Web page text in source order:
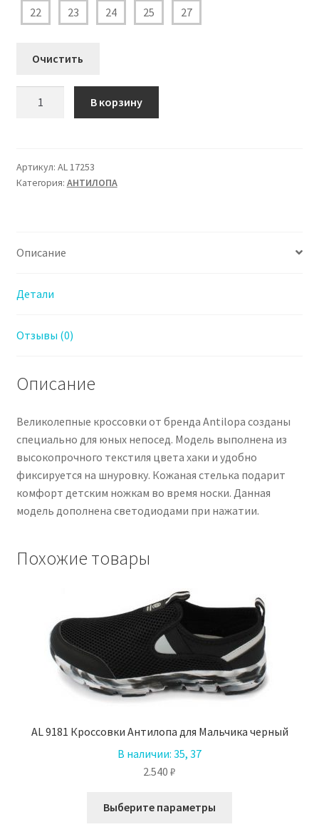
22
23 24 25 27
Очистить
Кроссовки
Антилопа
В корзину
Артикул: AL 17253
Категория: АHТИЛОПА
Описание
Детали
Отзывы (0)
Описание
Великолепные кроссовки от бренда Antilopa созданы
специально для юных непосед. Модель выполнена из
высокопрочного текстиля цвета хаки и удобно
фиксируется на шнуровку. Кожаная стелька подарит
комфорт детским ножкам во время носки. Данная
модель дополнена светодиодами при нажатии.
Похожие товары
AL 9181 Кроссовки Антилопа для Мальчика черный
В наличии: 35, 37
2.540 ₽
Выберите параметры